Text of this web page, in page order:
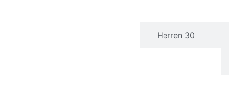
Herren 30